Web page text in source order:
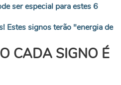
ser especial para estes 6
Estes signos terão "energia de
CADA SIGNO É